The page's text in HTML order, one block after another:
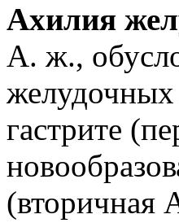
Ахилия
А. ж.,
желудочных
гастрите
(вторичная